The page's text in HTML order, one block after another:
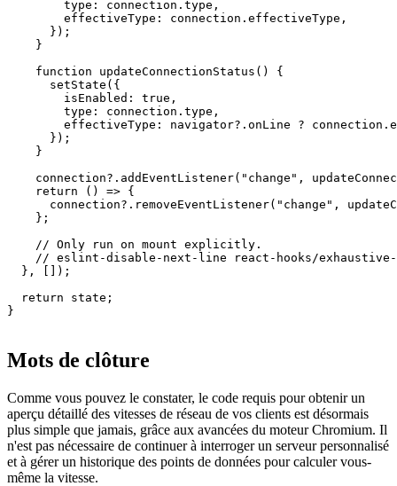
    if (connection) {
      setState({
        isEnabled: true,
        type: connection.type,
      });
    function updateConnectionStatus() {
      setState({
        isEnabled: true,
        type: connection.type,
      });
    }
connection?.addEventListener("change",
connection?.removeEventListener("change",
    };
// eslint-disable-next-line react-hooks/
  }, []);
}
Mots de clôture
Comme vous pouvez le constater, le code requis pour obtenir un
aperçu détaillé des vitesses de réseau de vos clients est désormais
plus simple que jamais, grâce aux avancées du moteur Chromium. Il